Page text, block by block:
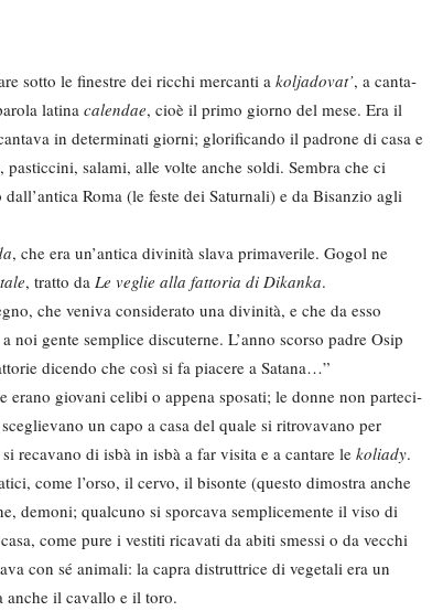
sotto le finestre dei ricchi mercanti a koljadovat’, a canta­
latina calendae, cioè il primo giorno del mese. Era il
in determinati giorni; glorificando il pa­drone di casa e
salami, alle volte anche soldi. Sembra che ci
Roma (le feste dei Saturnali) e da Bi­sanzio agli
, che era un’antica divi­nità slava primaverile. Gogol ne
, tratto da Le veglie alla fat­toria di Dikanka.
che veniva conside­rato una divinità, e che da esso
noi gente semplice discuterne. L’anno scorso padre Osip
dicendo che così si fa piace­re a Satana…”
erano giovani celibi o appena sposati; le donne non parteci­
un capo a casa del quale si ritrovavano per
recavano di isbà in isbà a far visita e a cantare le koliady.
come l’orso, il cervo, il bisonte (questo dimostra anche
demoni; qualcuno si spor­cava semplicemente il viso di
come pure i vestiti ricavati da abiti smessi o da vecchi
con sé animali: la capra di­struttrice di vegetali era un
anche il cavallo e il toro.